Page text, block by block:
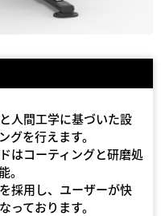
人間工学に基づいた設
を行えます。
はコーティングと研磨処
。
採用し、ユーザーが快
ております。